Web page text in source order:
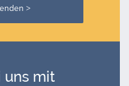
>
uns mit